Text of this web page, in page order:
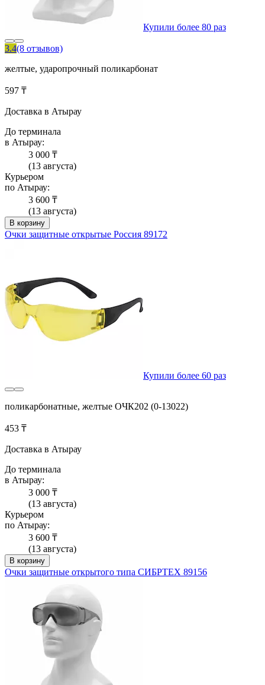
Купили более 80 раз
3.4(8 отзывов)
желтые, ударопрочный поликарбонат
597 ₸
Доставка в Атырау
До терминала
в Атырау:
3 000 ₸
(13 августа)
Курьером
по Атырау:
3 600 ₸
(13 августа)
В корзину
Очки защитные открытые Россия 89172
Купили более 60 раз
поликарбонатные, желтые ОЧК202 (0-13022)
453 ₸
Доставка в Атырау
До терминала
в Атырау:
3 000 ₸
(13 августа)
Курьером
по Атырау:
3 600 ₸
(13 августа)
В корзину
Очки защитные открытого типа СИБРТЕХ 89156